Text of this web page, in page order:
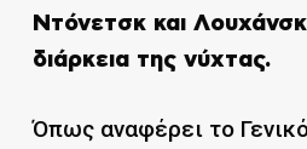
Ντόνετσκ και
διάρκεια της νύχτας.
Όπως αναφέρει το